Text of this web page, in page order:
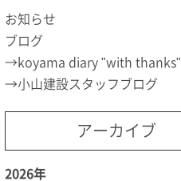
お知らせ
ブログ
koyama diary "with thanks"
小山建設スタッフブログ
アーカイブ
2026年